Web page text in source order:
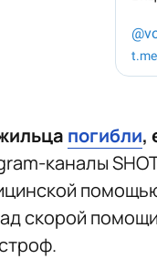
погибли,
каналы
скорой